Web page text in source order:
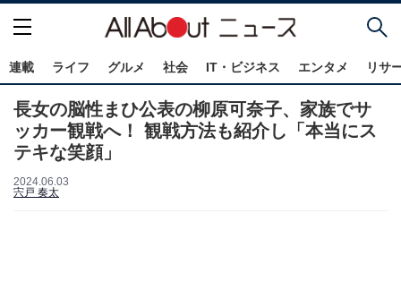
連載 ライフ グルメ 社会 IT・ビジネス エンタメ リサ
長女の脳性まひ公表の柳原可奈子、家族でサ
ッカー観戦へ！ 観戦方法も紹介し「本当にス
テキな笑顔」
2024.06.03
宍戸 奏太